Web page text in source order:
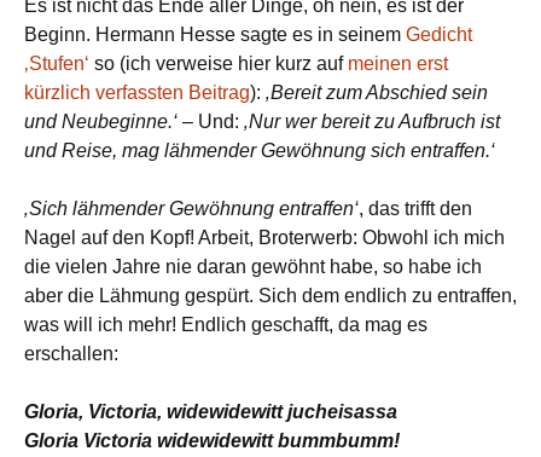
Es ist nicht das Ende aller Dinge, oh nein, es ist der
Beginn. Hermann Hesse sagte es in seinem Gedicht
‚Stufen‘ so (ich verweise hier kurz auf meinen erst
kürzlich verfassten Beitrag): ‚Bereit zum Abschied sein
und Neubeginne.‘ – Und: ‚Nur wer bereit zu Aufbruch ist
und Reise, mag lähmender Gewöhnung sich entraffen.‘
‚Sich lähmender Gewöhnung entraffen‘, das trifft den
Nagel auf den Kopf! Arbeit, Broterwerb: Obwohl ich mich
die vielen Jahre nie daran gewöhnt habe, so habe ich
aber die Lähmung gespürt. Sich dem endlich zu entraffen,
was will ich mehr! Endlich geschafft, da mag es
erschallen:
Gloria, Victoria, widewidewitt jucheisassa
Gloria Victoria widewidewitt bummbumm!